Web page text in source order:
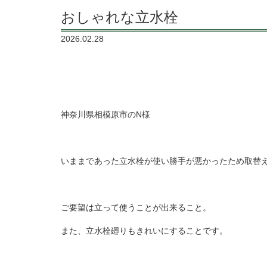
おしゃれな立水栓
2026.02.28
神奈川県相模原市のN様
いままであった立水栓が使い勝手が悪かったため取替
ご要望は立って使うことが出来ること。
また、立水栓廻りもきれいにすることです。